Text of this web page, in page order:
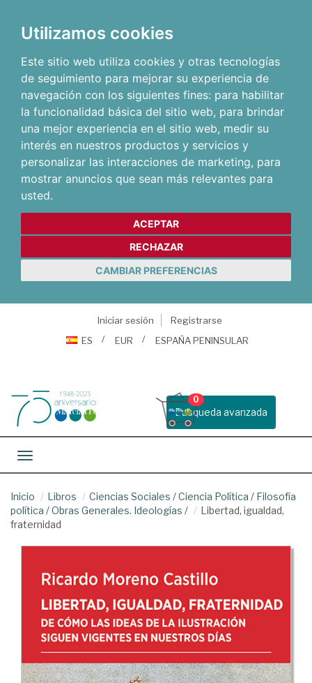
Utilizamos cookies
Este sitio web utiliza cookies y otras tecnologías
de seguimiento para mejorar su experiencia de
navegación con los siguientes fines: para habilitar
la funcionalidad básica del sitio web, para brindar
una mejor experiencia en el sitio web, medir su
interés en nuestros productos y servicios y
personalizar las interacciones de marketing, para
mostrar anuncios que sean más relevantes para
usted.
ACEPTAR
RECHAZAR
CAMBIAR PREFERENCIAS
Iniciar sesión
Registrarse
ES
EUR ESPAÑA PENINSULAR
Busqueda avanzada
0
Toggle navigation
Inicio Libros Ciencias Sociales /Ciencia Política / Filosofía
política /Obras Generales. Ideologías /
Libertad, igualdad,
fraternidad